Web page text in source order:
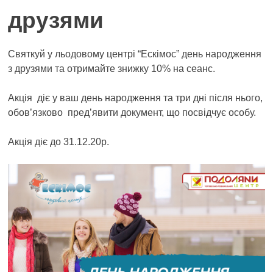
друзями
Святкуй у льодовому центрі “Ескімос” день народження
з друзями та отримайте знижку 10% на сеанс.
Акція діє у ваш день народження та три дні після нього,
обов’язково пред’явити документ, що посвідчує особу.
Акція діє до 31.12.20р.